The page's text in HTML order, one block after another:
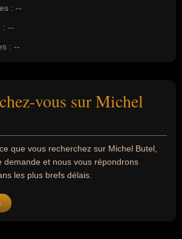
: --
: --
: --
vous sur Michel
que vous recherchez sur Michel Butel,
demande et nous vous répondrons
les plus brefs délais.